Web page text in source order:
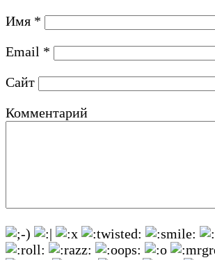
Имя *
Email *
Сайт
Комментарий